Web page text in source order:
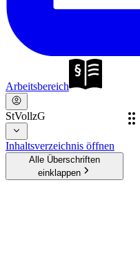
Arbeitsbereich
StVollzG
Inhaltsverzeichnis öffnen
Alle Überschriften
einklappen